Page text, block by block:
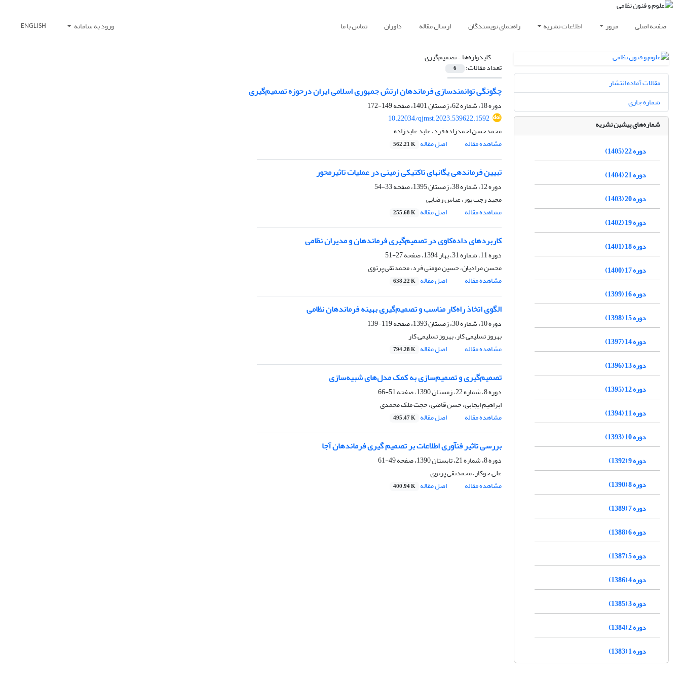
صفحه اصلی مرور اطلاعات نشریه راهنمای نویسندگان ارسال مقاله داوران تماس با ما ورود به سامانه ENGLISH
کلیدواژه‌ها =تصمیم‌گیری
تعداد مقالات: 6
چگونگی توانمندسازی فرماندهان ارتش جمهوری اسلامی ایران درحوزه تصمیم‌گیری
دوره 18، شماره 62، زمستان 1401، صفحه
149-172
10.22034/qjmst.2023.539622.1592
محمدحسن احمدزاده فرد، عابد عابدزاده
مشاهده مقاله
اصل مقاله 562.21 K
تبیین فرماندهی یگانهای تاکتیکی زمینی در عملیات تاثیرمحور
دوره 12، شماره 38، زمستان 1395، صفحه
33-54
مجید رجب پور، عباس رضایی
مشاهده مقاله
اصل مقاله 255.68 K
کاربردهای داده‌کاوی در تصمیم‌گیری فرماندهان و مدیران نظامی
دوره 11، شماره 31، بهار 1394، صفحه
27-51
محسن مرادیان، حسین مومنی فرد، محمدتقی پرتوی
مشاهده مقاله
اصل مقاله 638.22 K
الگوی اتخاذ راه‌کار مناسب و تصمیم‌گیری بهینه فرماندهان نظامی
دوره 10، شماره 30، زمستان 1393، صفحه
119-139
بهروز تسلیمی کار، بهروز تسلیمی کار
مشاهده مقاله
اصل مقاله 794.28 K
تصمیم‌گیری و تصمیم‌سازی به کمک مدل‌های شبیه‌سازی
دوره 8، شماره 22، زمستان 1390، صفحه
51-66
ابراهیم ایجابی، حسن قاضی، حجت ملک محمدی
مشاهده مقاله
اصل مقاله 495.47 K
بررسی تاثیر فنآوری اطلاعات بر تصمیم گیری فرماندهان آجا
دوره 8، شماره 21، تابستان 1390، صفحه
49-61
علی جوکار، محمدتقی پرتوی
مشاهده مقاله
اصل مقاله 400.94 K
مقالات آماده انتشار
شماره جاری
شماره‌های پیشین نشریه
دوره 22 (1405)
دوره 21 (1404)
دوره 20 (1403)
دوره 19 (1402)
دوره 18 (1401)
دوره 17 (1400)
دوره 16 (1399)
دوره 15 (1398)
دوره 14 (1397)
دوره 13 (1396)
دوره 12 (1395)
دوره 11 (1394)
دوره 10 (1393)
دوره 9 (1392)
دوره 8 (1390)
دوره 7 (1389)
دوره 6 (1388)
دوره 5 (1387)
دوره 4 (1386)
دوره 3 (1385)
دوره 2 (1384)
دوره 1 (1383)